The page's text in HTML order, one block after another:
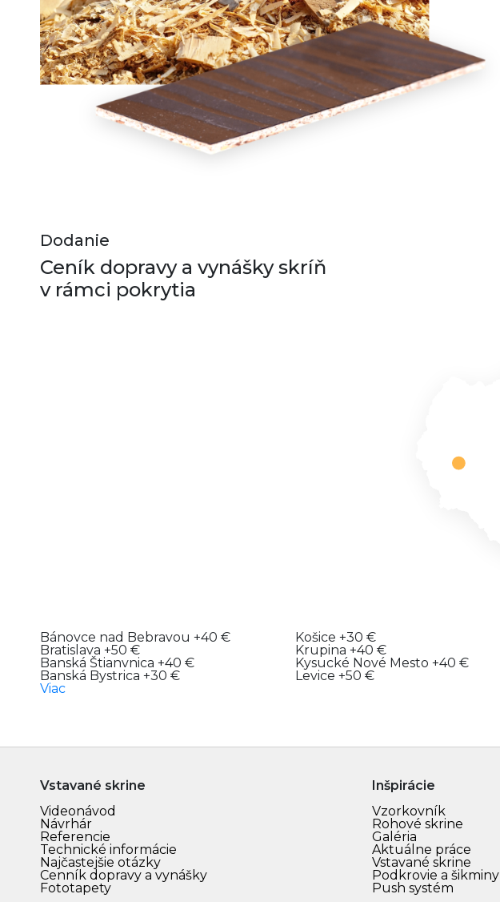
Dodanie
Ceník dopravy a vynášky skríň
v rámci pokrytia
Bánovce nad Bebravou +40 €
Bratislava +50 €
Banská Štianvnica +40 €
Banská Bystrica +30 €
Košice +30 €
Krupina +40 €
Kysucké Nové Mesto +40 €
Levice +50 €
Viac
Vstavané skrine
Videonávod
Návrhár
Referencie
Technické informácie
Najčastejšie otázky
Cenník dopravy a vynášky
Fototapety
Inšpirácie
Vzorkovník
Rohové skrine
Galéria
Aktuálne práce
Vstavané skrine
Podkrovie a šikminy
Push systém